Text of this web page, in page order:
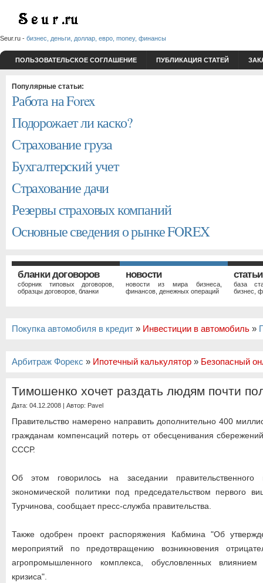
Seur.ru - бизнес, деньги, доллар, евро, money, финансы
ПОЛЬЗОВАТЕЛЬСКОЕ СОГЛАШЕНИЕ ПУБЛИКАЦИЯ СТАТЕЙ
Популярные статьи:
Работа на Forex
Подорожает ли каско?
Страхование груза
Бухгалтерский учет
Страхование дачи
Резервы страховых компаний
Основные сведения о рынке FOREX
бланки договоров
сборник типовых договоров,
образцы договоров, бланки
новости
новости из мира бизнеса,
финансов, денежных операций
статьи
база
бизнес,
Покупка автомобиля в кредит » Инвестиции в автомобиль »
Арбитраж Форекс » Ипотечный калькулятор » Безопасный
Тимошенко хочет раздать людям почти
Дата: 04.12.2008 | Автор: Pavel
Правительство намерено направить дополнительно 400
гражданам компенсаций потерь от обесценивания
СССР.
Об этом говорилось на заседании
экономической политики под председательством первого
Турчинова, сообщает пресс-служба правительства.
Также одобрен проект распоряжения Кабмина "Об
мероприятий по предотвращению возникновения
агропромышленного комплекса, обусловленных
кризиса".